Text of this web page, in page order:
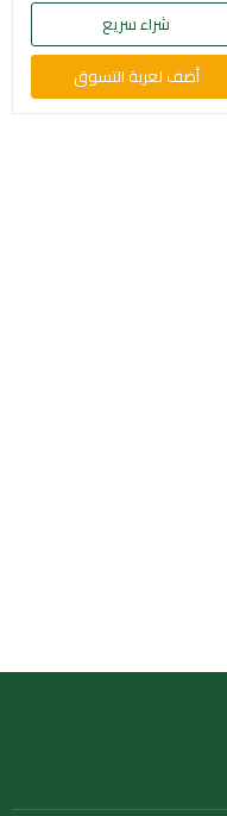
شراء سريع
أضف لعربة التسوق